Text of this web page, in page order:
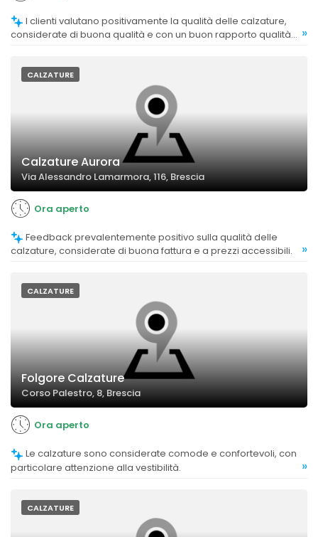
considerate di buona qualità e con un buon rapporto qualità- »
CALZATURE
Calzature Aurora
Via Alessandro Lamarmora, 116, Brescia
Ora aperto
calzature, considerate di buona fattura e a prezzi accessibili.
»
CALZATURE
Folgore Calzature
Corso Palestro, 8, Brescia
Ora aperto
particolare attenzione alla vestibilità.
»
CALZATURE